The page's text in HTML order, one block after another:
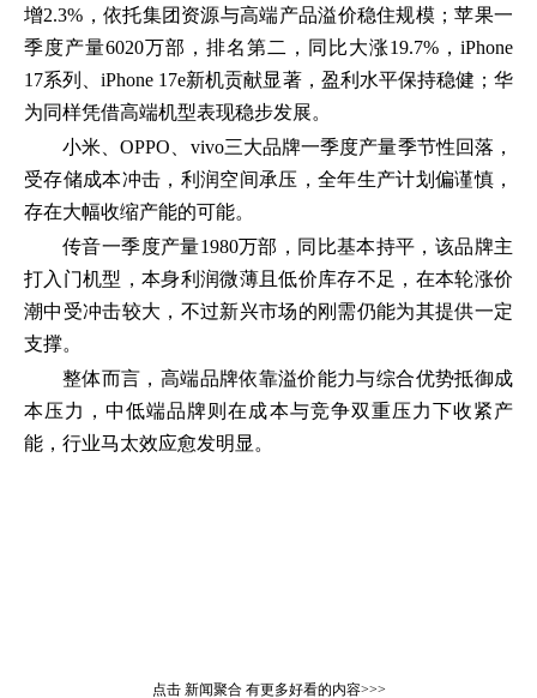
增2.3%，依托集团资源与高端产品溢价稳住规模；苹果一
季度产量6020万部，排名第二，同比大涨19.7%，iPhone
17系列、iPhone 17e新机贡献显著，盈利水平保持稳健；华
为同样凭借高端机型表现稳步发展。
小米、OPPO、vivo三大品牌一季度产量季节性回落，
受存储成本冲击，利润空间承压，全年生产计划偏谨慎，
存在大幅收缩产能的可能。
传音一季度产量1980万部，同比基本持平，该品牌主
打入门机型，本身利润微薄且低价库存不足，在本轮涨价
潮中受冲击较大，不过新兴市场的刚需仍能为其提供一定
支撑。
整体而言，高端品牌依靠溢价能力与综合优势抵御成
本压力，中低端品牌则在成本与竞争双重压力下收紧产
能，行业马太效应愈发明显。
点击 新闻聚合有更多好看的内容>>>